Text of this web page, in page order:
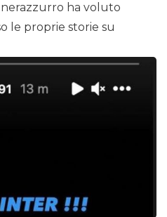
nerazzurro ha voluto
le proprie storie su